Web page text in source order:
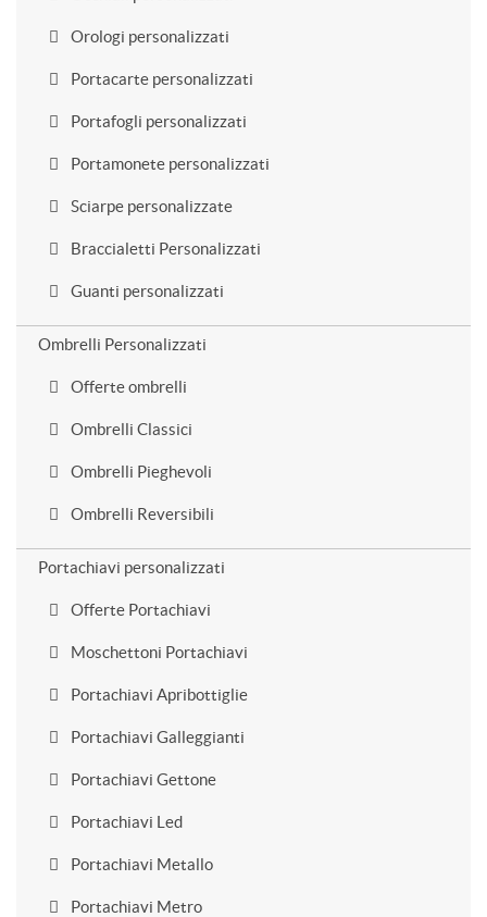
Orologi personalizzati
Portacarte personalizzati
Portafogli personalizzati
Portamonete personalizzati
Sciarpe personalizzate
Braccialetti Personalizzati
Guanti personalizzati
Ombrelli Personalizzati
Offerte ombrelli
Ombrelli Classici
Ombrelli Pieghevoli
Ombrelli Reversibili
Portachiavi personalizzati
Offerte Portachiavi
Moschettoni Portachiavi
Portachiavi Apribottiglie
Portachiavi Galleggianti
Portachiavi Gettone
Portachiavi Led
Portachiavi Metallo
Portachiavi Metro